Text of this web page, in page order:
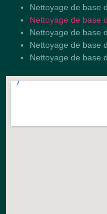
Nettoyage de base
Nettoyage de base
Nettoyage de base
Nettoyage de base
Nettoyage de base